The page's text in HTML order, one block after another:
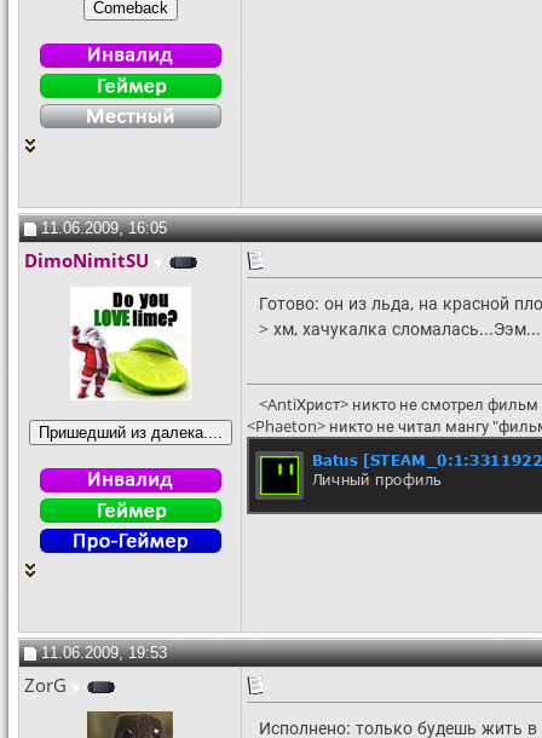
11.06.2009, 16:05
DimoNimitSU
Готово: он из льда, на красной
> хм, хачукалка
<AntiХрист> никто не смотрел фильм
<Phaeton> никто не читал мангу
11.06.2009, 19:53
ZorG
Исполнено: только будешь жить в